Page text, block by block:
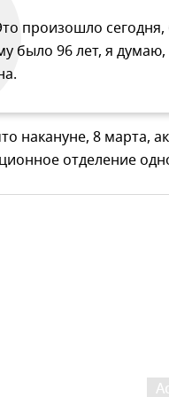
произошло
было 96 лет, я
накануне, 8 марта,
отделение